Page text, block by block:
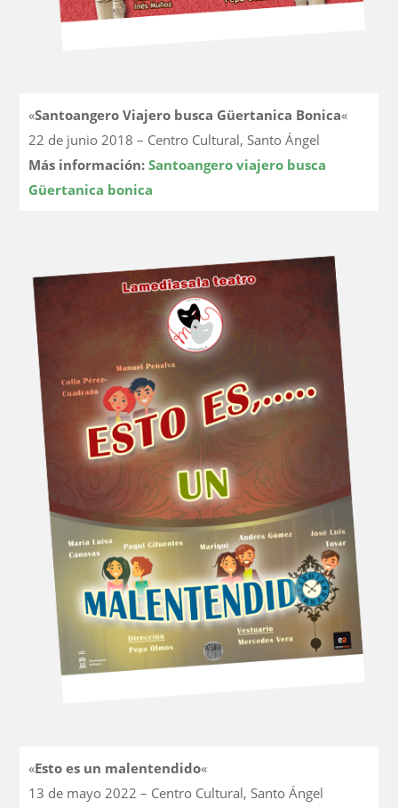
«Santoangero Viajero busca Güertanica Bonica«
22 de junio 2018 – Centro Cultural, Santo Ángel
Más información: Santoangero viajero busca
Güertanica bonica
«Esto es un malentendido«
13 de mayo 2022 – Centro Cultural, Santo Ángel